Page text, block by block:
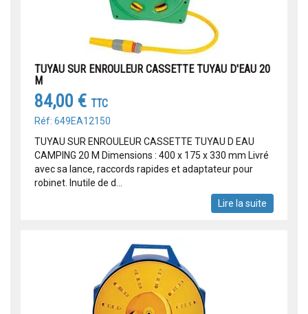
TUYAU SUR ENROULEUR CASSETTE TUYAU D'EAU 20
M
84,00 € TTC
Réf: 649EA12150
TUYAU SUR ENROULEUR CASSETTE TUYAU D EAU
CAMPING 20 M Dimensions : 400 x 175 x 330 mm Livré
avec sa lance, raccords rapides et adaptateur pour
robinet. Inutile de d...
Lire la suite